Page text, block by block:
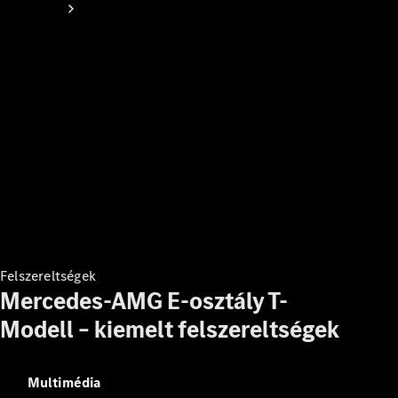
ajánlatok
Lízing és
finanszírozás
Árlista
Konfigurátor
Felszereltségek
Mercedes-AMG E-osztály T-
Modell – kiemelt felszereltségek
Multimédia